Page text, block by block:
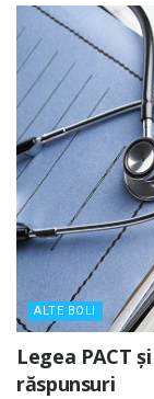
ALTE BOLI
Legea PACT
răspunsuri